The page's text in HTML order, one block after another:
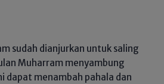
sudah dianjurkan untuk saling
Muharram menyambung
dapat menambah pahala dan